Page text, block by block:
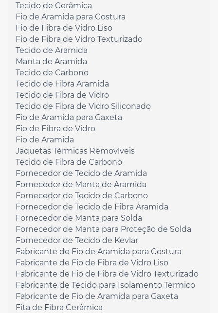
Tecido de Cerâmica
Fio de Aramida para Costura
Fio de Fibra de Vidro Liso
Fio de Fibra de Vidro Texturizado
Tecido de Aramida
Manta de Aramida
Tecido de Carbono
Tecido de Fibra Aramida
Tecido de Fibra de Vidro
Tecido de Fibra de Vidro Siliconado
Fio de Aramida para Gaxeta
Fio de Fibra de Vidro
Fio de Aramida
Jaquetas Térmicas Removíveis
Tecido de Fibra de Carbono
Fornecedor de Tecido de Aramida
Fornecedor de Manta de Aramida
Fornecedor de Tecido de Carbono
Fornecedor de Tecido de Fibra Aramida
Fornecedor de Manta para Solda
Fornecedor de Manta para Proteção de Solda
Fornecedor de Tecido de Kevlar
Fabricante de Fio de Aramida para Costura
Fabricante de Fio de Fibra de Vidro Liso
Fabricante de Fio de Fibra de Vidro Texturizado
Fabricante de Tecido para Isolamento Termico
Fabricante de Fio de Aramida para Gaxeta
Fita de Fibra Cerâmica